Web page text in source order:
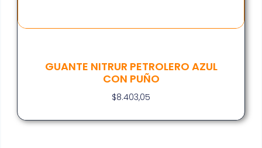
GUANTE NITRUR PETROLERO AZUL
CON PUÑO
$8.403,05